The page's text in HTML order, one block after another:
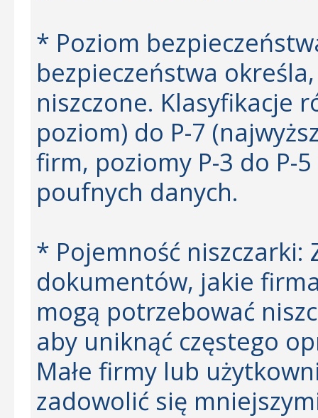
* Poziom
bezpieczeństwa
niszczone. Klasyfikacje
poziom) do P-7
firm, poziomy P-3 do P-
poufnych danych.
* Pojemność niszczarki:
dokumentów, jakie
mogą potrzebować
aby uniknąć częstego
Małe firmy lub
zadowolić się